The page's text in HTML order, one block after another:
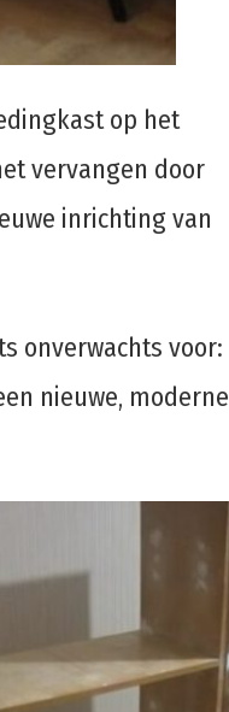
op het
vervangen door
inrichting van
onverwachts voor:
​​nieuwe, moderne